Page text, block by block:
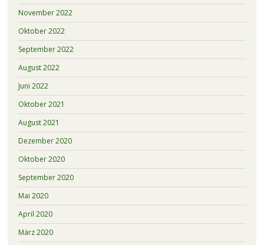
November 2022
Oktober 2022
September 2022
August 2022
Juni 2022
Oktober 2021
August 2021
Dezember 2020
Oktober 2020
September 2020
Mai 2020
April 2020
März 2020